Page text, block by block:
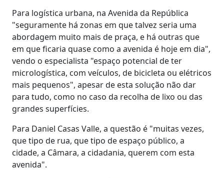
Para logística urbana, na Avenida da República
"seguramente há zonas em que talvez seria uma
abordagem muito mais de praça, e há outras que
em que ficaria quase como a avenida é hoje em dia",
vendo o especialista "espaço potencial de ter
micrologística, com veículos, de bicicleta ou elétricos
mais pequenos", apesar de esta solução não dar
para tudo, como no caso da recolha de lixo ou das
grandes superfícies.
Para Daniel Casas Valle, a questão é "muitas vezes,
que tipo de rua, que tipo de espaço público, a
cidade, a Câmara, a cidadania, querem com esta
avenida".